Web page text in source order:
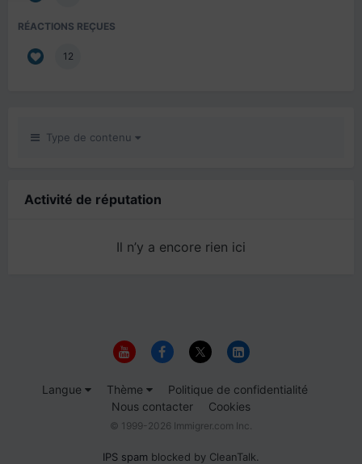
RÉACTIONS REÇUES
12
Type de contenu
Activité de réputation
Il n’y a encore rien ici
Langue Thème
Politique de confidentialité
Nous contacter
Cookies
© 1999-2026 Immigrer.com Inc.
IPS spam blocked by CleanTalk.